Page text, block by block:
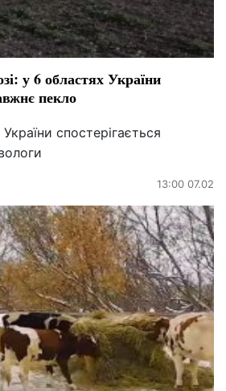
у 6 областях України
пекло
спостерігається
13:00 07.02